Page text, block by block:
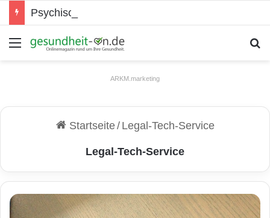
Psychische Gesundheit bei Jugendlichen
Menü
ARKM.marketing
Startseite/ Legal-Tech-Service
Legal-Tech-Service